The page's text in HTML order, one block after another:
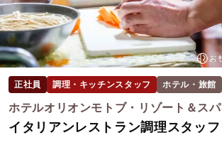
正社員 調理・キッチンスタッフ ホテル・旅館
ホテルオリオンモトブ・リゾート＆スパ
イタリアンレストラン調理スタッフ